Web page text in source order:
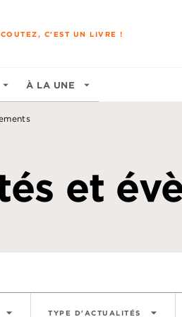
C'EST UN LIVRE !
arrow_drop_down À LA UNE arrow_drop_down
et
arrow_drop_down TYPE D'ACTUALITÉS arrow_drop_down